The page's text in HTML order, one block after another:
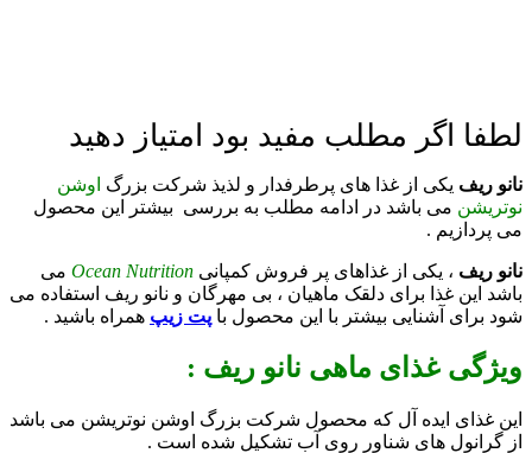
لطفا اگر مطلب مفید بود امتیاز دهید
نانو ریف یکی از غذا های پرطرفدار و لذیذ شرکت بزرگ اوشن
نوتریشن می باشد در ادامه مطلب به بررسی بیشتر این محصول
می پردازیم .
نانو ریف ، یکی از غذاهای پر فروش کمپانی Ocean Nutrition می
باشد این غذا برای دلقک ماهیان ، بی مهرگان و نانو ریف استفاده می
شود برای آشنایی بیشتر با این محصول با پت زیپ همراه باشید .
ویژگی غذای ماهی نانو ریف :
این غذای ایده آل که محصول شرکت بزرگ اوشن نوتریشن می باشد
از گرانول های شناور روی آب تشکیل شده است .